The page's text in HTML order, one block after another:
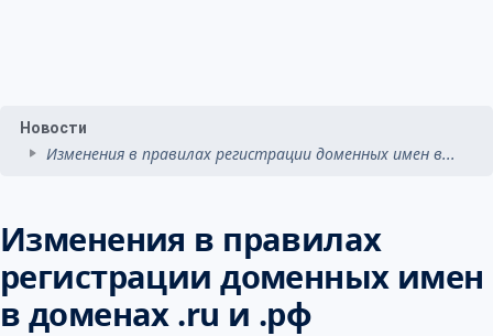
Новости
Изменения в правилах регистрации доменных имен в...
Изменения в правилах
регистрации доменных имен
в доменах .ru и .рф